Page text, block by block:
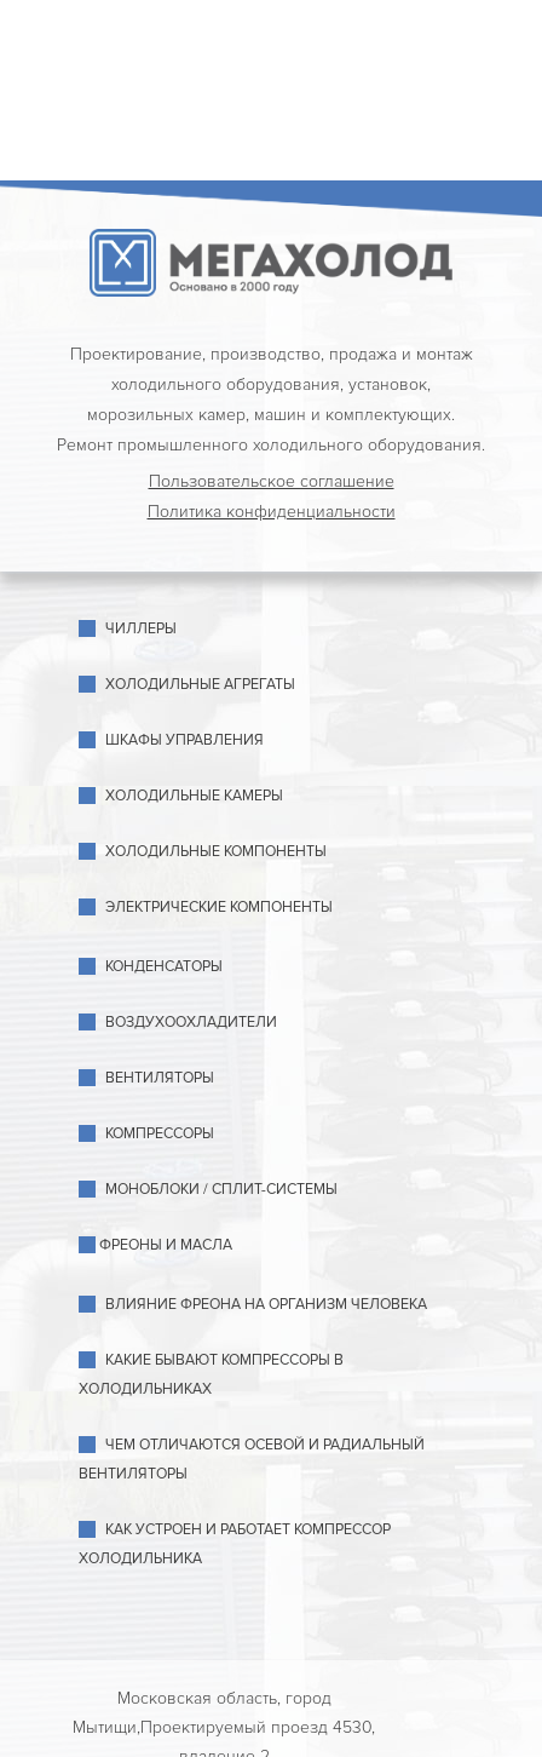
Проектирование, производство, продажа и монтаж
холодильного оборудования, установок,
морозильных камер, машин и комплектующих.
Ремонт промышленного холодильного оборудования.
Пользовательское соглашение
Политика конфиденциальности
ЧИЛЛЕРЫ
ХОЛОДИЛЬНЫЕ АГРЕГАТЫ
ШКАФЫ УПРАВЛЕНИЯ
ХОЛОДИЛЬНЫЕ КАМЕРЫ
ХОЛОДИЛЬНЫЕ КОМПОНЕНТЫ
ЭЛЕКТРИЧЕСКИЕ КОМПОНЕНТЫ
КОНДЕНСАТОРЫ
ВОЗДУХООХЛАДИТЕЛИ
ВЕНТИЛЯТОРЫ
КОМПРЕССОРЫ
МОНОБЛОКИ / СПЛИТ-СИСТЕМЫ
ФРЕОНЫ И МАСЛА
ВЛИЯНИЕ ФРЕОНА НА ОРГАНИЗМ ЧЕЛОВЕКА
КАКИЕ БЫВАЮТ КОМПРЕССОРЫ В
ХОЛОДИЛЬНИКАХ
ЧЕМ ОТЛИЧАЮТСЯ ОСЕВОЙ И РАДИАЛЬНЫЙ
ВЕНТИЛЯТОРЫ
КАК УСТРОЕН И РАБОТАЕТ КОМПРЕССОР
ХОЛОДИЛЬНИКА
Московская область, город
Мытищи,Проектируемый проезд 4530,